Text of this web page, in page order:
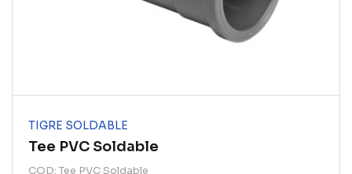
TIGRE SOLDABLE
Tee PVC Soldable
COD: Tee PVC Soldable